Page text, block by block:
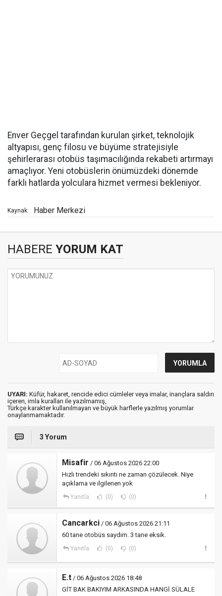
Enver Geçgel tarafından kurulan şirket, teknolojik
altyapısı, genç filosu ve büyüme stratejisiyle
şehirlerarası otobüs taşımacılığında rekabeti artırmayı
amaçlıyor. Yeni otobüslerin önümüzdeki dönemde
farklı hatlarda yolculara hizmet vermesi bekleniyor.
Kaynak: Haber Merkezi
HABERE YORUM KAT
UYARI: Küfür, hakaret, rencide edici cümleler veya imalar, inançlara saldırı
içeren, imla kuralları ile yazılmamış,
Türkçe karakter kullanılmayan ve büyük harflerle yazılmış yorumlar
onaylanmamaktadır.
3 Yorum
Misafir / 06 Ağustos 2026 22:00
Hızlı trendeki sıkıntı ne zaman çözülecek. Niye
açıklama ve ilgilenen yok
Yanıtla (0) (0)
Cancarkci / 06 Ağustos 2026 21:11
60 tane otobüs saydım. 3 tane eksik.
Yanıtla (0) (0)
E.t / 06 Ağustos 2026 18:48
GİT BAK BAKIYIM ARKASINDA HANGİ SÜLALE